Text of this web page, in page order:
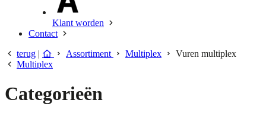
Klant worden
Contact
terug | Assortiment Multiplex
Vuren multiplex
Multiplex
Categorieën